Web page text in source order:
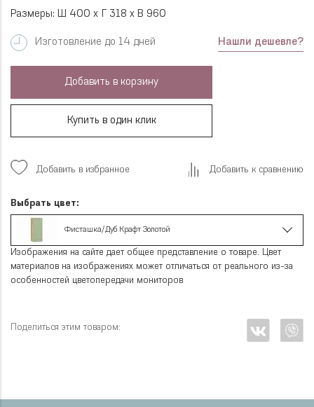
Размеры: Ш 400 x Г 318 x В 960
Изготовление до 14 дней Нашли дешевле?
Добавить в корзину
Купить в один клик
Добавить в избранное Добавить к сравнению
Выбрать цвет:
Фисташка/Дуб Крафт Золотой
Изображения на сайте дает общее представление о товаре. Цвет
материалов на изображениях может отличаться от реального из-за
особенностей цветопередачи мониторов
Поделиться этим товаром: